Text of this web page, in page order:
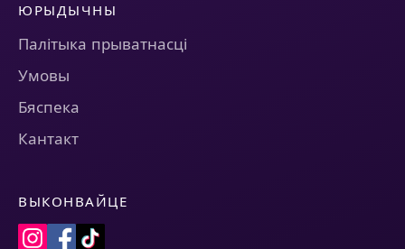
ЮРЫДЫЧНЫ
Палітыка прыватнасці
Умовы
Бяспека
Кантакт
ВЫКОНВАЙЦЕ